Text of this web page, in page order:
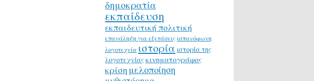
δημοκρατία
εκπαίδευση
εκπαιδευτική πολιτική
επανάληψη για εξετάσεις ισπανόφωνη
λογοτεχνία ιστορία ιστορία της
λογοτεχνίαςκινηματογράφος
κρίση μελοποίηση